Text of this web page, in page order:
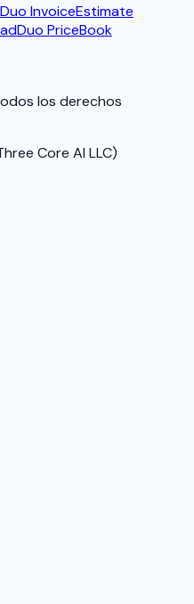
InvoiceEstimate
PriceBook
los derechos
Core AI LLC)